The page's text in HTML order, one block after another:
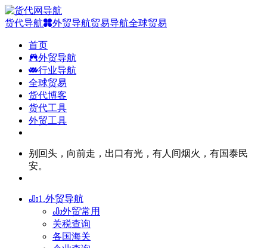
货代导航 外贸导航贸易导航全球贸易
首页
外贸导航
行业导航
全球贸易
货代博客
货代工具
外贸工具
别回头，向前走，出口有光，有人间烟火，有国泰民
安。
1.外贸导航
外贸常用
关税查询
各国海关